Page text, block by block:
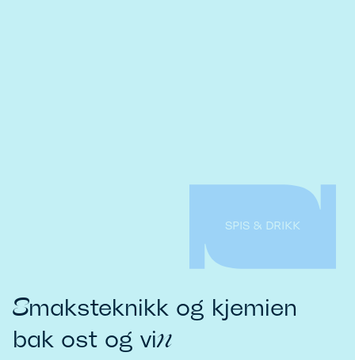
Smaksteknikk og kjemien
bak ost og vin
SPIS & DRIKK